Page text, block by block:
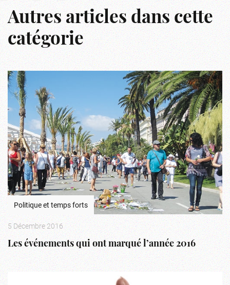
Autres articles dans cette
catégorie
Politique et temps forts
5 Décembre 2016
Les événements qui ont marqué l’année 2016